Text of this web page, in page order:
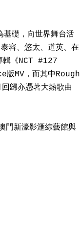
基礎，向世界舞台活
容、悠太、道英、在
輯《NCT #127
MV，而其中Rough
歸亦憑著大熱歌曲
門新濠影滙綜藝館與